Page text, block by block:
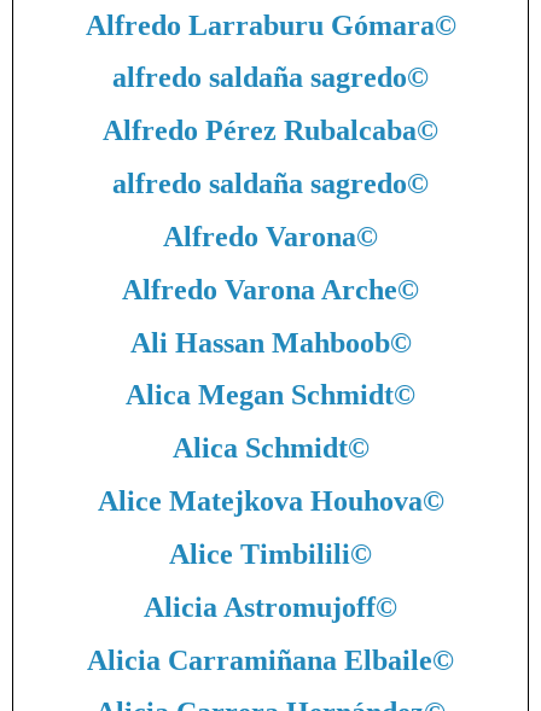
Alfredo Larraburu Gómara©
alfredo saldaña sagredo©
Alfredo Pérez Rubalcaba©
alfredo saldaña sagredo©
Alfredo Varona©
Alfredo Varona Arche©
Ali Hassan Mahboob©
Alica Megan Schmidt©
Alica Schmidt©
Alice Matejkova Houhova©
Alice Timbilili©
Alicia Astromujoff©
Alicia Carramiñana Elbaile©